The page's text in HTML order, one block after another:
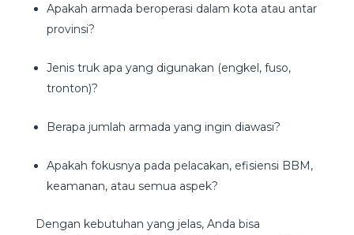
Apakah armada beroperasi dalam kota atau antar
provinsi?
Jenis truk apa yang digunakan (engkel, fuso,
tronton)?
Berapa jumlah armada yang ingin diawasi?
Apakah fokusnya pada pelacakan, efisiensi BBM,
keamanan, atau semua aspek?
Dengan kebutuhan yang jelas, Anda bisa